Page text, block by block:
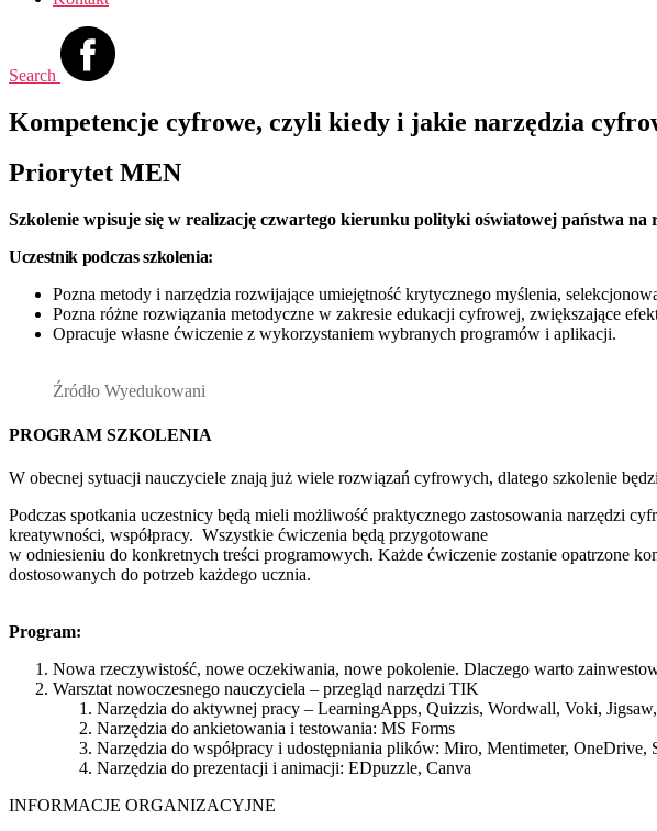
Search
Kompetencje cyfrowe, czyli kiedy i jakie narzędzia
Priorytet MEN
Szkolenie wpisuje się w realizację czwartego kierunku polityki oświatowej państwa na
Uczestnik podczas szkolenia:
Pozna metody i narzędzia rozwijające umiejętność krytycznego myślenia,
Pozna różne rozwiązania metodyczne w zakresie edukacji cyfrowej, zwiększające
Opracuje własne ćwiczenie z wykorzystaniem wybranych programów i aplikacji.
Źródło Wyedukowani
PROGRAM SZKOLENIA
W obecnej sytuacji nauczyciele znają już wiele rozwiązań cyfrowych, dlatego szkolenie
Podczas spotkania uczestnicy będą mieli możliwość praktycznego zastosowania narzędzi
kreatywności, współpracy. Wszystkie ćwiczenia będą przygotowane
w odniesieniu do konkretnych treści programowych. Każde ćwiczenie zostanie opatrzone
dostosowanych do potrzeb każdego ucznia.
Program:
Nowa rzeczywistość, nowe oczekiwania, nowe pokolenie. Dlaczego warto
Warsztat nowoczesnego nauczyciela – przegląd narzędzi TIK
Narzędzia do aktywnej pracy – LearningApps, Quizzis, Wordwall, Voki,
Narzędzia do ankietowania i testowania: MS Forms
Narzędzia do współpracy i udostępniania plików: Miro, Mentimeter, OneDrive,
Narzędzia do prezentacji i animacji: EDpuzzle, Canva
INFORMACJE ORGANIZACYJNE